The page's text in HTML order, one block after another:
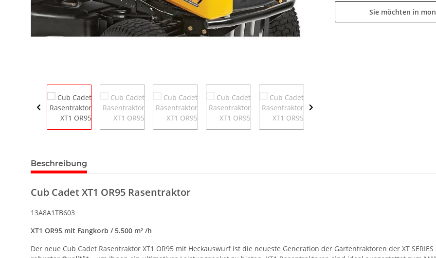
Sie möchten in
Beschreibung
Cub Cadet XT1 OR95 Rasentraktor
13A8A1TB603
XT1 OR95 mit Fangkorb / 5.500 m² /h
Der neue Cub Cadet Rasentraktor XT1 OR95 mit Heckauswurf ist die neueste Generation der Gartentraktoren der XT